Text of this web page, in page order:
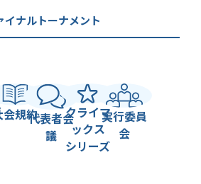
イナルトーナメント
会規約代表者会
議
クライマ
ックス
シリーズ
実行委員
会